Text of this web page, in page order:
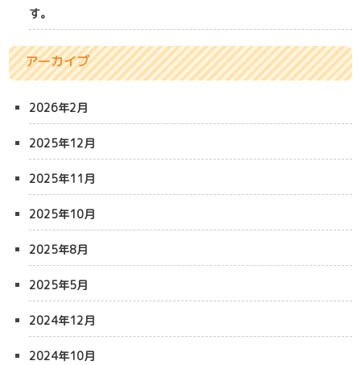
す。
アーカイブ
2026年2月
2025年12月
2025年11月
2025年10月
2025年8月
2025年5月
2024年12月
2024年10月